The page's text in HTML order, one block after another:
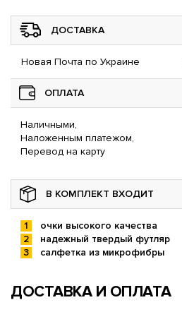
ДОСТАВКА
Новая Почта по Украине
ОПЛАТА
Наличными,
Наложенным платежом,
Перевод на карту
В КОМПЛЕКТ ВХОДИТ
очки высокого качества
надежный твердый футляр
салфетка из микрофибры
ДОСТАВКА И ОПЛАТА